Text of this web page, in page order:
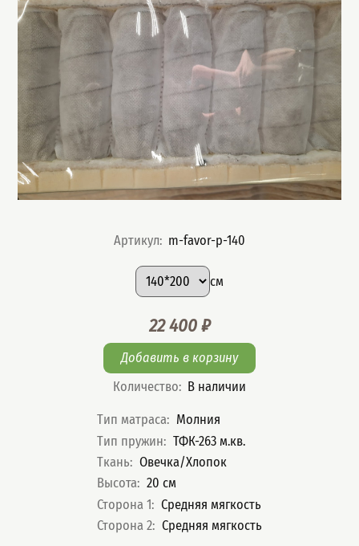
Артикул: m-favor-p-140
Подобрать вариант
Размер:
см
Цена
22 400 ₽
Количество: В наличии
Характеристики
Тип матраса: Молния
Тип пружин: ТФК-263 м.кв.
Ткань: Овечка/Хлопок
Высота: 20 см
Сторона 1: Средняя мягкость
Сторона 2: Средняя мягкость